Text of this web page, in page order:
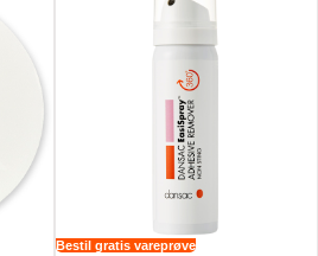
Bestil gratis vareprøve